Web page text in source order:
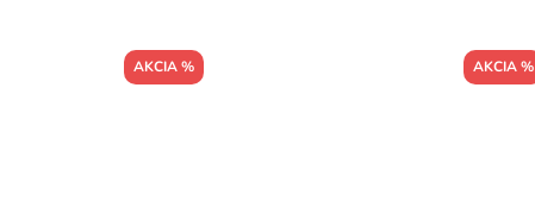
AKCIA % AKCIA %